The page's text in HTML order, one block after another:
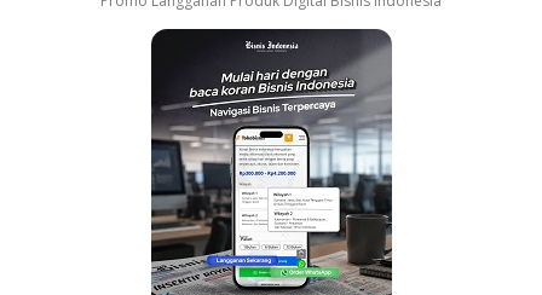
r
e
a
t
e
s
t
M